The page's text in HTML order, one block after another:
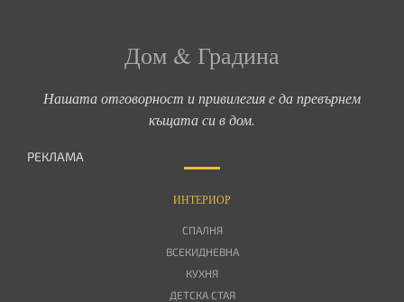
Дом & Градина
Нашата отговорност и привилегия е да превърнем
къщата си в дом.
РЕКЛАМА
ИНТЕРИОР
СПАЛНЯ
ВСЕКИДНЕВНА
КУХНЯ
ДЕТСКА СТАЯ